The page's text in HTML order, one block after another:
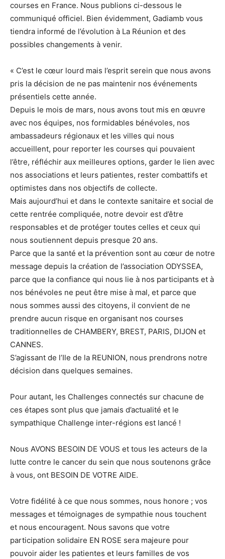
courses en France. Nous publions ci-dessous le
communiqué officiel. Bien évidemment, Gadiamb vous
tiendra informé de l’évolution à La Réunion et des
possibles changements à venir.
« C’est le cœur lourd mais l’esprit serein que nous avons
pris la décision de ne pas maintenir nos événements
présentiels cette année.
Depuis le mois de mars, nous avons tout mis en œuvre
avec nos équipes, nos formidables bénévoles, nos
ambassadeurs régionaux et les villes qui nous
accueillent, pour reporter les courses qui pouvaient
l’être, réfléchir aux meilleures options, garder le lien avec
nos associations et leurs patientes, rester combattifs et
optimistes dans nos objectifs de collecte.
Mais aujourd’hui et dans le contexte sanitaire et social de
cette rentrée compliquée, notre devoir est d’être
responsables et de protéger toutes celles et ceux qui
nous soutiennent depuis presque 20 ans.
Parce que la santé et la prévention sont au cœur de notre
message depuis la création de l’association ODYSSEA,
parce que la confiance qui nous lie à nos participants et à
nos bénévoles ne peut être mise à mal, et parce que
nous sommes aussi des citoyens, il convient de ne
prendre aucun risque en organisant nos courses
traditionnelles de CHAMBERY, BREST, PARIS, DIJON et
CANNES.
S’agissant de l’Ile de la REUNION, nous prendrons notre
décision dans quelques semaines.
Pour autant, les Challenges connectés sur chacune de
ces étapes sont plus que jamais d’actualité et le
sympathique Challenge inter-régions est lancé !
Nous AVONS BESOIN DE VOUS et tous les acteurs de la
lutte contre le cancer du sein que nous soutenons grâce
à vous, ont BESOIN DE VOTRE AIDE.
Votre fidélité à ce que nous sommes, nous honore ; vos
messages et témoignages de sympathie nous touchent
et nous encouragent. Nous savons que votre
participation solidaire EN ROSE sera majeure pour
pouvoir aider les patientes et leurs familles de vos